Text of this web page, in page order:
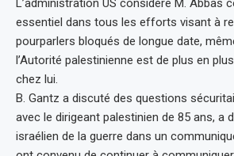
L’administration US considère M. Abbas
essentiel dans tous les efforts visant à
pourparlers bloqués de longue date,
l’Autorité palestinienne est de plus en
chez lui.
B. Gantz a discuté des questions
avec le dirigeant palestinien de 85 ans, a
israélien de la guerre dans un